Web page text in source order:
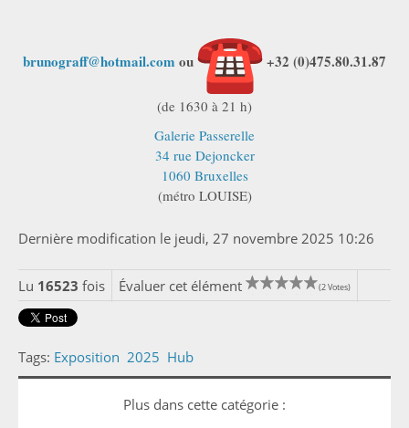
brunograff@hotmail.com ou +32 (0)475.80.31.87
(de 1630 à 21 h)
Galerie Passerelle
34 rue Dejoncker
1060 Bruxelles
(métro LOUISE)
Dernière modification le jeudi, 27 novembre 2025 10:26
Lu 16523 fois Évaluer cet élément (2 Votes)
Tags: Exposition 2025 Hub
Plus dans cette catégorie :